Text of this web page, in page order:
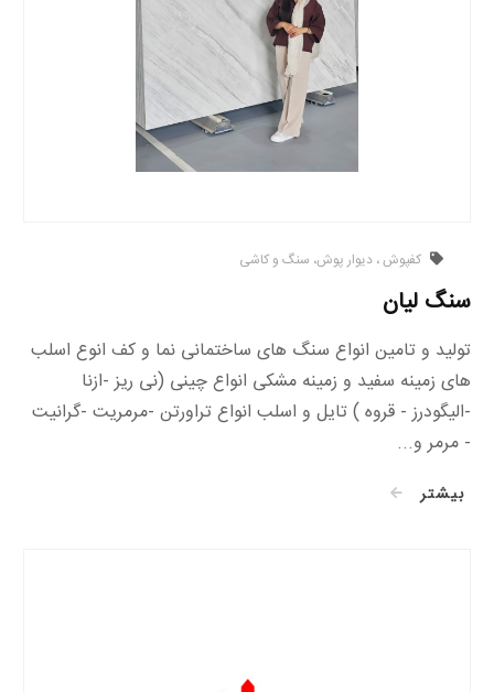
کفپوش ، دیوار پوش، سنگ و کاشی
سنگ لیان
تولید و تامین انواع سنگ های ساختمانی نما و کف انوع اسلب
های زمینه سفید و زمینه مشکی انواع چینی (نی ریز -ازنا
-الیگودرز - قروه ) تایل و اسلب انواع تراورتن -مرمریت -گرانیت
- مرمر و...
بیشتر